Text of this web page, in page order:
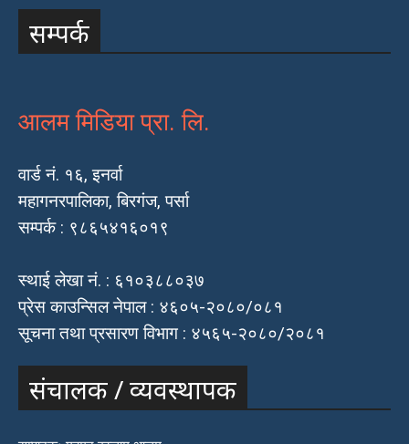
सम्पर्क
आलम मिडिया प्रा. लि.
वार्ड नं. १६, इनर्वा
महागनरपालिका, बिरगंज, पर्सा
सम्पर्क : ९८६५४१६०१९
स्थाई लेखा नं. : ६१०३८८०३७
प्रेस काउन्सिल नेपाल : ४६०५-२०८०/०८१
सूचना तथा प्रसारण विभाग : ४५६५-२०८०/२०८१
संचालक / व्यवस्थापक